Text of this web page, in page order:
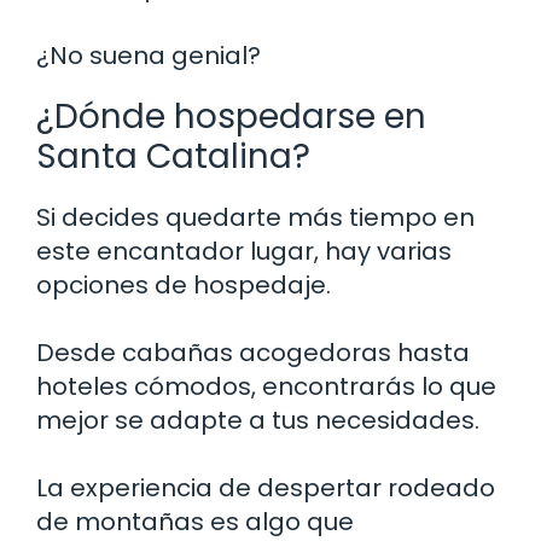
¿No suena genial?
¿Dónde hospedarse en
Santa Catalina?
Si decides quedarte más tiempo en
este encantador lugar, hay varias
opciones de hospedaje.
Desde cabañas acogedoras hasta
hoteles cómodos, encontrarás lo que
mejor se adapte a tus necesidades.
La experiencia de despertar rodeado
de montañas es algo que